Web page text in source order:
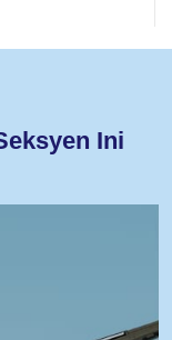
Ini